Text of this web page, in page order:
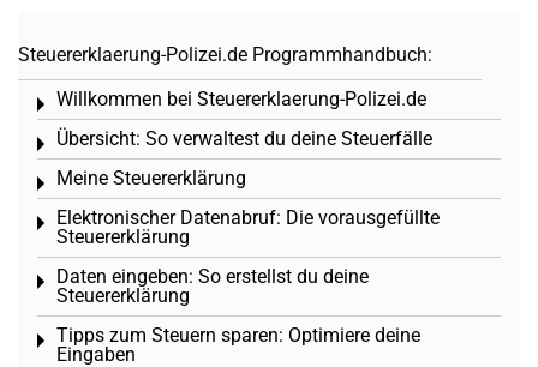
Steuererklaerung-Polizei.de Programmhandbuch:
Willkommen bei Steuererklaerung-Polizei.de
Toggle menu
Übersicht: So verwaltest du deine Steuerfälle
Toggle menu
Meine Steuererklärung
Toggle menu
Elektronischer Datenabruf: Die vorausgefüllte
Steuererklärung
Toggle menu
Daten eingeben: So erstellst du deine
Steuererklärung
Toggle menu
Tipps zum Steuern sparen: Optimiere deine
Eingaben
Toggle menu